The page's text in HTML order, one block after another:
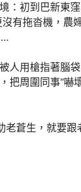
：初到巴新東
有拖沓機，農
人用槍指著腦
把周圍同事“嚇
老蒼生，就要跟